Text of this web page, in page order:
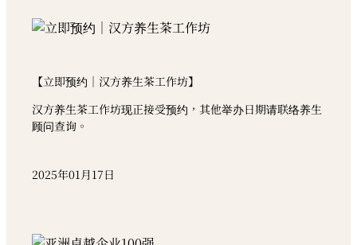
【立即预约｜汉方养生茶工作坊】
汉方养生茶工作坊现正接受预约，其他举办日期请联络养生
顾问查询。
2025年01月17日